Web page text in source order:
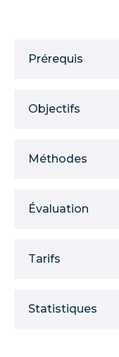
Prérequis
Objectifs
Méthodes
Évaluation
Tarifs
Statistiques